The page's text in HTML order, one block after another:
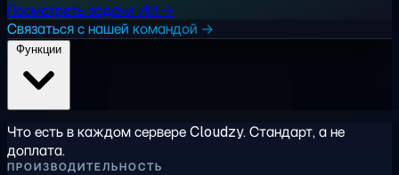
Посмотреть задачи ИИ →
Связаться с нашей командой →
Что есть в каждом сервере Cloudzy. Стандарт, а не
доплата.
ПРОИЗВОДИТЕЛЬНОСТЬ